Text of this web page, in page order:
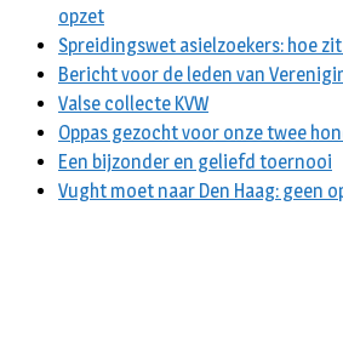
opzet
Spreidingswet asielzoekers: hoe
Bericht voor de leden van
Valse collecte KVW
Oppas gezocht voor onze twee
Een bijzonder en geliefd toernooi
Vught moet naar Den Haag: geen